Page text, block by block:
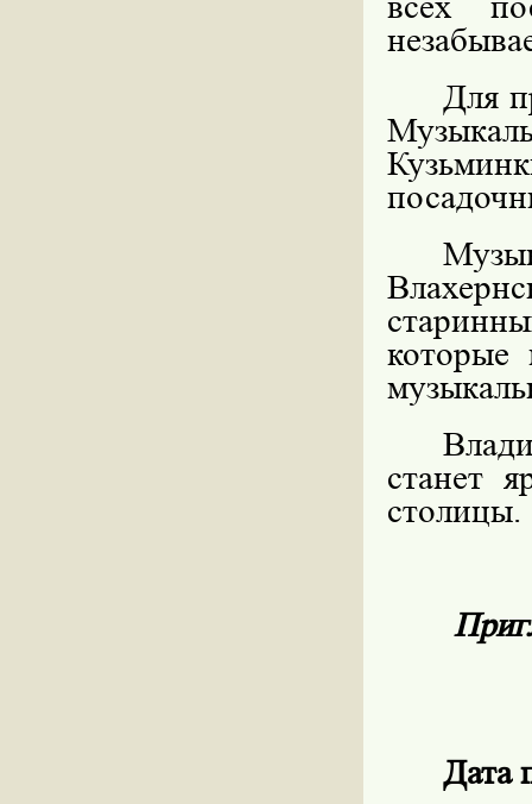
Для
которые
станет
столицы.
Дата